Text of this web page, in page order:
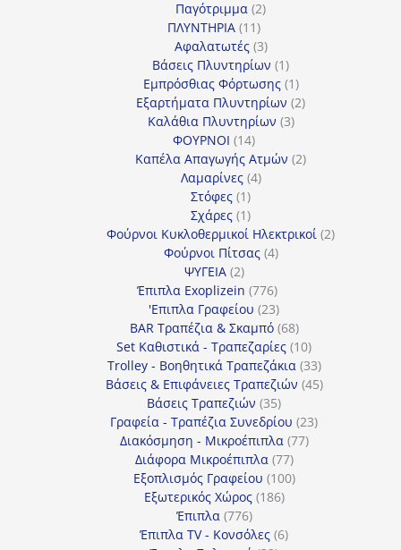
Παγότριμμα 22
ΠΛΥΝΤΗΡΙΑ 1111
προϊόντα
Αφαλατωτές 33
προϊόντα
Βάσεις Πλυντηρίων 11
προϊόν
Εμπρόσθιας Φόρτωσης 11
προϊόν
Εξαρτήματα Πλυντηρίων 22
Καλάθια Πλυντηρίων 33
ΦΟΥΡΝΟΙ 1414
προϊόντα
Καπέλα Απαγωγής Ατμών 22
Λαμαρίνες 44
Στόφες 11
προϊόν
Σχάρες 11
προϊόν
Φούρνοι Κυκλοθερμικοί Ηλεκτρικοί 22
Φούρνοι Πίτσας 44
ΨΥΓΕΙΑ 22
προϊόντα
Έπιπλα Exoplizein 776776
προϊόντα
'Επιπλα Γραφείου 2323
προϊόντα
BAR Τραπέζια & Σκαμπό 6868
προϊόντα
Set Καθιστικά - Τραπεζαρίες 1010
προϊόντα
Trolley - Βοηθητικά Τραπεζάκια 3333
προϊόντα
Βάσεις & Επιφάνειες Τραπεζιών 4545
Βάσεις Τραπεζιών 3535
προϊόντα
Γραφεία - Τραπέζια Συνεδρίου 2323
Διακόσμηση - Μικροέπιπλα 7777
Διάφορα Μικροέπιπλα 7777
προϊόντα
Εξοπλισμός Γραφείου 100100
Εξωτερικός Χώρος 186186
Έπιπλα 776776
προϊόντα
Έπιπλα TV - Κονσόλες 66